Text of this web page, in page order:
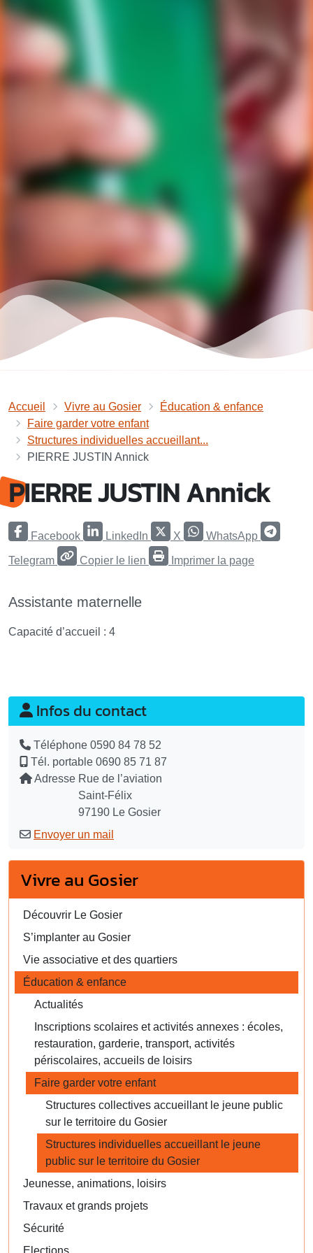
Accueil Vivre au Gosier
Éducation & enfance
Faire garder votre enfant
Structures individuelles accueillant...
PIERRE JUSTIN Annick
PIERRE JUSTIN Annick
Facebook LinkedIn X WhatsApp
Telegram Copier le lien Imprimer la page
Assistante maternelle
Capacité d’accueil : 4
Infos du contact
Téléphone 0590 84 78 52
Tél. portable 0690 85 71 87
Adresse Rue de l’aviation
Saint-Félix
97190 Le Gosier
Envoyer un mail
Vivre au Gosier
Découvrir Le Gosier
S’implanter au Gosier
Vie associative et des quartiers
Éducation & enfance
Actualités
Inscriptions scolaires et activités annexes : écoles,
restauration, garderie, transport, activités
périscolaires, accueils de loisirs
Faire garder votre enfant
Structures collectives accueillant le jeune public
sur le territoire du Gosier
Structures individuelles accueillant le jeune
public sur le territoire du Gosier
Jeunesse, animations, loisirs
Travaux et grands projets
Sécurité
Elections